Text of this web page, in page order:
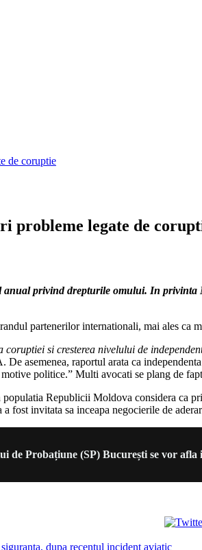
de coruptie
probleme legate de
privind drepturile omului. In
partenerilor internationali, mai ales ca
si cresterea nivelului de
asemenea, raportul arata ca
politice.” Multi avocati se plang de
Republicii Moldova considera ca
invitata sa inceapa negocierile de
Probațiune (SP) București se vor afla
dupa recentul incident aviatic